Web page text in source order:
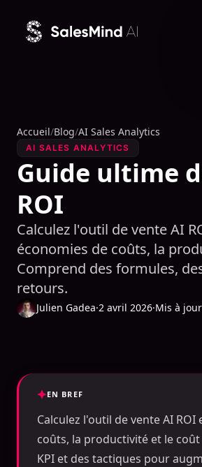
Accueil/Blog/AI Sales Analytics
AI SALES ANALYTICS
Guide ultime
ROI
Calculez l'outil de vente AI
économies de coûts, la
Comprend des formules,
retours.
Julien Gadea·2 avril 2026·Mis à
EN BREF
Calculez l'outil de vente AI
coûts, la productivité et le
KPI et des tactiques pour